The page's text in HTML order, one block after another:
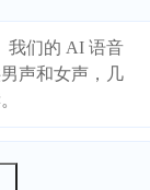
我们的 AI 语音
声和女声，几